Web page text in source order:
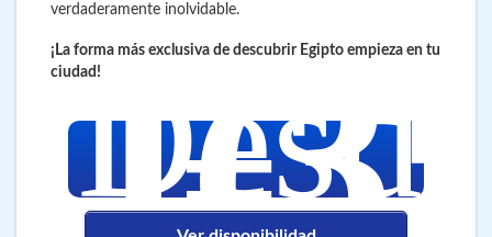
verdaderamente inolvidable.
¡La forma más exclusiva de descubrir Egipto empieza en tu
ciudad!
€